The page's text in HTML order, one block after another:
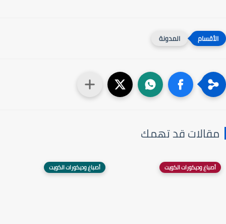
المدونة
قد تهمك
أصباغ وديكورات الكويت أصباغ وديكورات الكويت